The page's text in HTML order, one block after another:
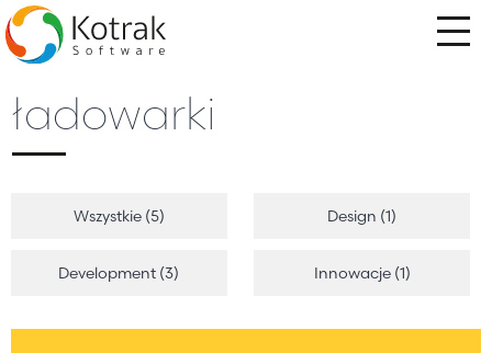
Przejdź
do
treści
ładowarki
Wszystkie (5) Design (1)
Development (3) Innowacje (1)